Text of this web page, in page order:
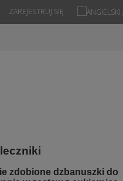
ZAREJESTRUJ SIĘ
zdobione dzbanuszki do